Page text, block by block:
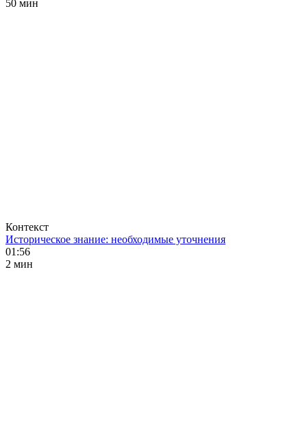
50 мин
Контекст
Историческое знание: необходимые уточнения
01:56
2 мин